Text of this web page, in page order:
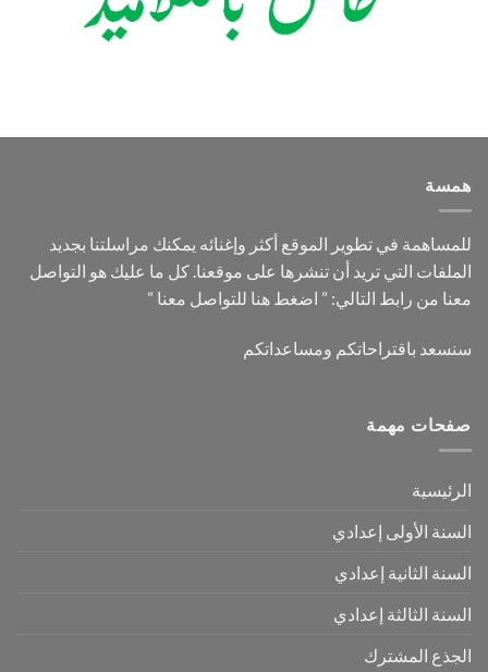
همسة
للمساهمة في تطوير الموقع أكثر وإغنائه يمكنك مراسلتنا بجديد
الملفات التي تريد أن تنشرها على موقعنا. كل ما عليك هو التواصل
معنا من رابط التالي: ” اضغط هنا للتواصل معنا ”
سنسعد باقتراحاتكم ومساعداتكم
صفحات مهمة
الرئيسية
السنة الأولى إعدادي
السنة الثانية إعدادي
السنة الثالثة إعدادي
الجذع المشترك